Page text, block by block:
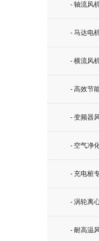
- 轴流风
- 马达电
- 横流风
- 高效节
- 变频器
- 空气净
- 充电桩
- 涡轮离
- 耐高温